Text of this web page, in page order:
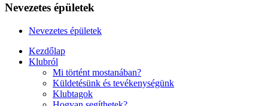
Nevezetes épületek
Nevezetes épületek
Kezdőlap
Klubról
Mi történt mostanában?
Küldetésünk és tevékenységünk
Klubtagok